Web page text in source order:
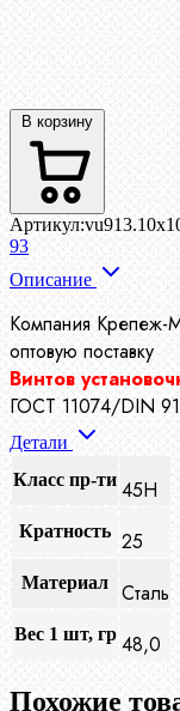
В корзину
Артикул:
93
Описание
Компания Крепеж-
оптовую поставку
Винтов
ГОСТ 11074/DIN
Детали
Класс пр-ти 45H
Кратность 25
Материал Сталь
Вес 1 шт, гр 48,0
Похожие